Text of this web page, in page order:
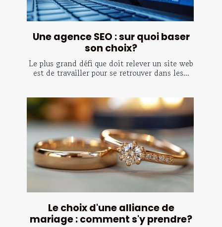
Une agence SEO : sur quoi baser
son choix?
Le plus grand défi que doit relever un site web
est de travailler pour se retrouver dans les...
Le choix d'une alliance de
mariage : comment s'y prendre?